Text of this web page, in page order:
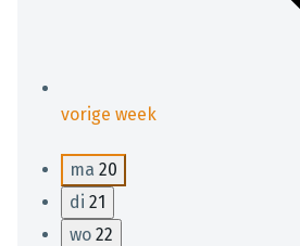
vorige week
ma 20
di 21
wo 22